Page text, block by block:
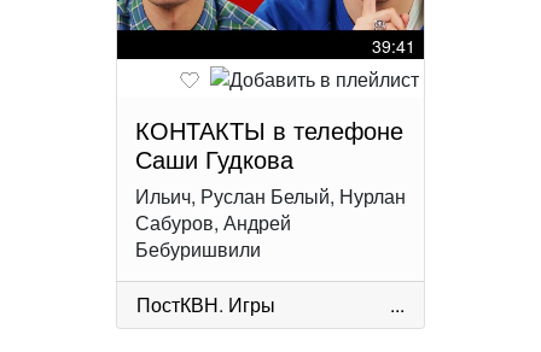
39:41
КОНТАКТЫ в телефоне
Саши Гудкова
Ильич, Руслан Белый, Нурлан
Сабуров, Андрей
Бебуришвили
ПостКВН. Игры ...